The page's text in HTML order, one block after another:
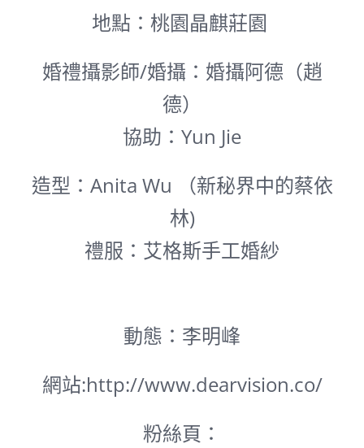
地點：桃園晶麒莊園
婚禮攝影師/婚攝：婚攝阿德（趙
德）
協助：Yun Jie
造型：Anita Wu （新秘界中的蔡依
林)
禮服：艾格斯手工婚紗
動態：李明峰
網站:http://www.dearvision.co/
粉絲頁：